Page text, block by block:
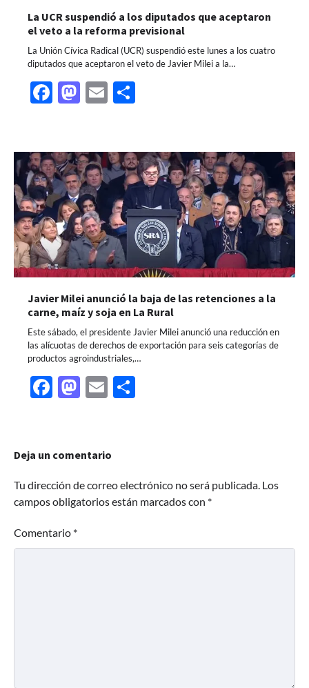
La UCR suspendió a los diputados que aceptaron
el veto a la reforma previsional
La Unión Cívica Radical (UCR) suspendió este lunes a los cuatro
diputados que aceptaron el veto de Javier Milei a la…
Facebook
Mastodon
Email
Javier Milei anunció la baja de las retenciones a la
carne, maíz y soja en La Rural
Este sábado, el presidente Javier Milei anunció una reducción en
las alícuotas de derechos de exportación para seis categorías de
productos agroindustriales,…
Facebook
Mastodon
Email
Deja un comentario
Tu dirección de correo electrónico no será publicada. Los
campos obligatorios están marcados con *
Comentario *